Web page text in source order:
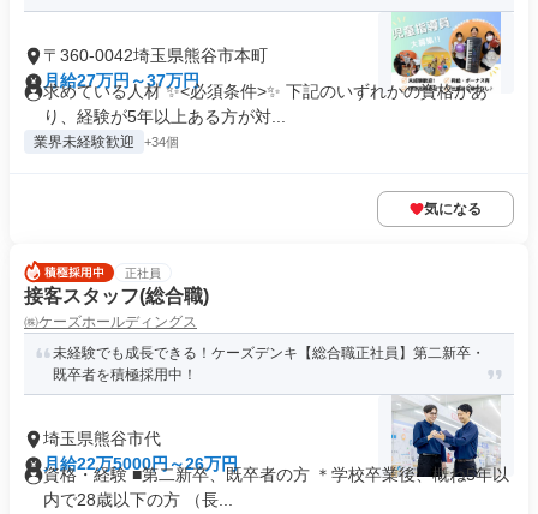
〒360-0042埼玉県熊谷市本町
月給27万円～37万円
求めている人材 ✨<必須条件>✨ 下記のいずれかの資格があ
り、経験が5年以上ある方が対...
業界未経験歓迎 +34個
気になる
正社員
接客スタッフ(総合職)
㈱ケーズホールディングス
未経験でも成長できる！ケーズデンキ【総合職正社員】第二新卒・
既卒者を積極採用中！
埼玉県熊谷市代
月給22万5000円～26万円
資格・経験 ■第二新卒、既卒者の方 ＊学校卒業後、概ね5年以
内で28歳以下の方 （長...